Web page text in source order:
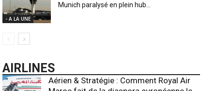
- A LA UNE
Munich paralysé en plein hub...
AIRLINES
Aérien & Stratégie : Comment Royal Air